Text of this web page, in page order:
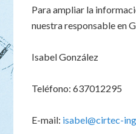
Para ampliar la
nuestra responsable en
Isabel González
Teléfono: 637012295
E-mail: isabel@cirtec-